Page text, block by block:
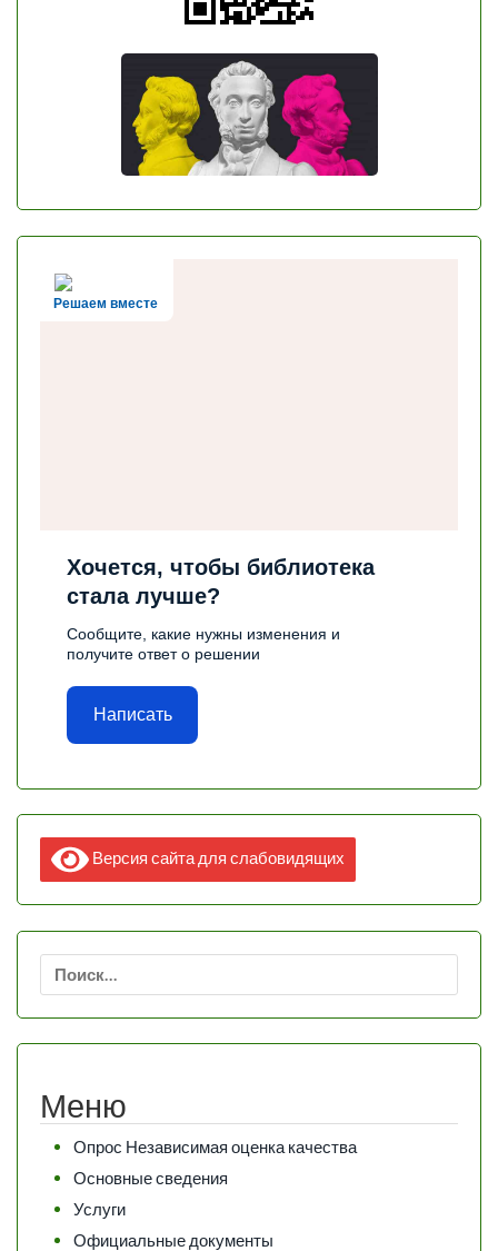
Решаем вместе
Хочется, чтобы библиотека
стала лучше?
Сообщите, какие нужны изменения и
получите ответ о решении
Написать
Версия сайта для слабовидящих
Меню
Опрос Независимая оценка качества
Основные сведения
Услуги
Официальные документы